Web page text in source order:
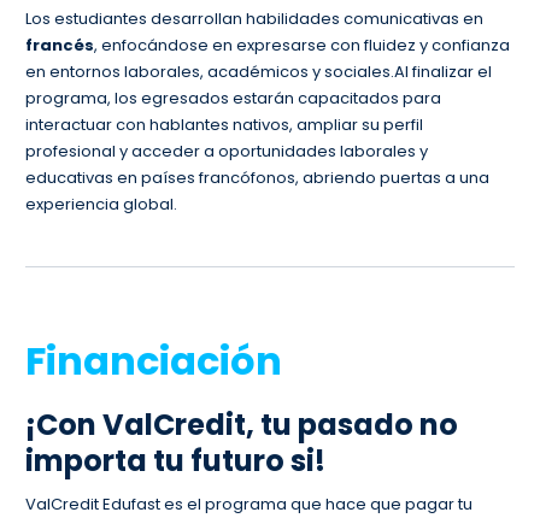
Los estudiantes desarrollan habilidades comunicativas en
francés, enfocándose en expresarse con fluidez y confianza
en entornos laborales, académicos y sociales.Al finalizar el
programa, los egresados estarán capacitados para
interactuar con hablantes nativos, ampliar su perfil
profesional y acceder a oportunidades laborales y
educativas en países francófonos, abriendo puertas a una
experiencia global.
Financiación
¡Con ValCredit, tu pasado no
importa tu futuro si!
ValCredit Edufast es el programa que hace que pagar tu